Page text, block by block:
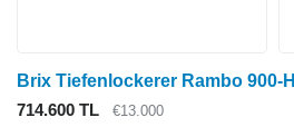
Brix Tiefenlockerer Rambo 900-H
714.600 TL
€13.000